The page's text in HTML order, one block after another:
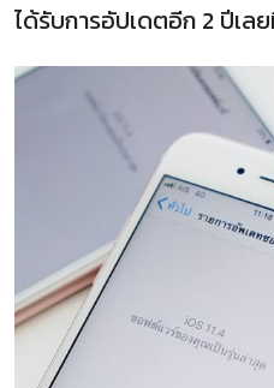
ได้รับการอัปเดตอีก 2 ปีเล